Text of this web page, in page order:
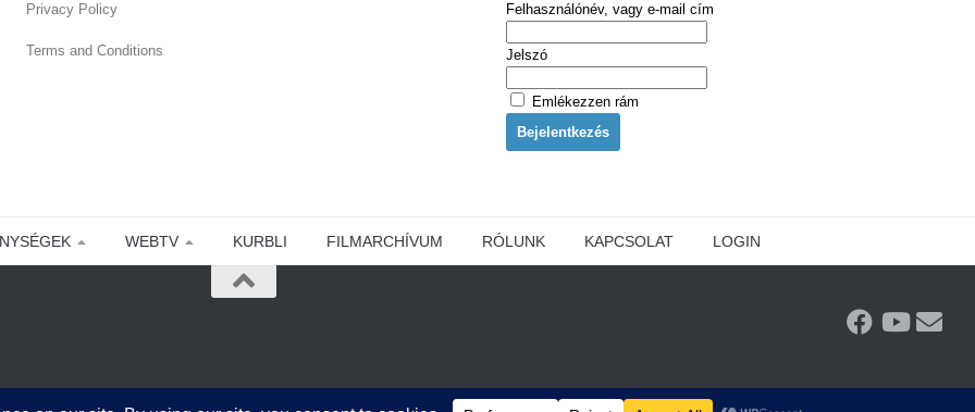
Privacy Policy
Terms and Conditions
Felhasználónév, vagy e-mail cím
Jelszó
Emlékezzen rám
WEBTV KURBLI FILMARCHÍVUM RÓLUNK KAPCSOLAT LOGIN
Policy